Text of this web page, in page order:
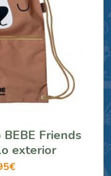
Friends
exterior